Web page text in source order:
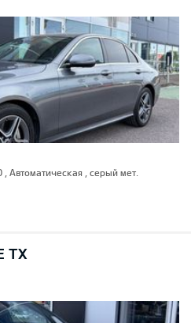
Автоматическая , серый мет.
TX